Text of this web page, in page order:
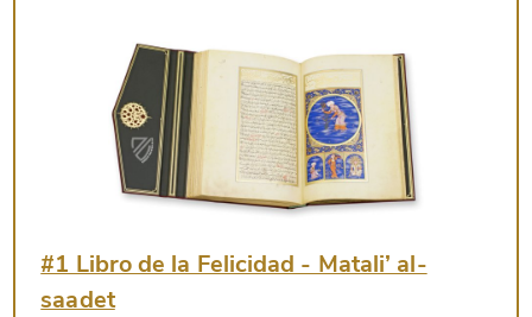
#1 Libro de la Felicidad - Matali’ al-
saadet